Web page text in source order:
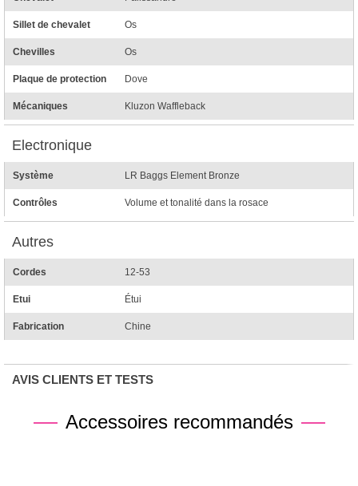
Sillet de chevalet Os
Chevilles Os
Plaque de protection Dove
Mécaniques Kluzon Waffleback
Electronique
Système LR Baggs Element Bronze
Contrôles Volume et tonalité dans la rosace
Autres
Cordes 12-53
Etui Étui
Fabrication Chine
AVIS CLIENTS ET TESTS
Accessoires recommandés